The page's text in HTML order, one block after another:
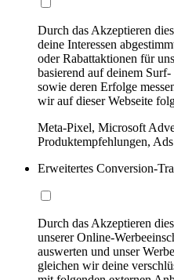
Durch das Akzeptieren
deine Interessen
oder Rabattaktionen für
basierend auf deinem
sowie deren Erfolge
wir auf dieser Webseite
Meta-Pixel, Microsoft
Produktempfehlungen,
Erweitertes Conversion-
Durch das Akzeptieren
unserer Online-
auswerten und unser
gleichen wir deine